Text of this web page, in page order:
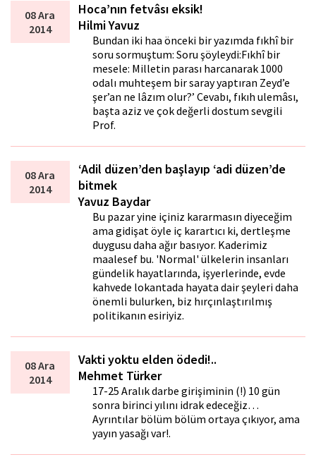
08 Ara
2014
Hoca’nın fetvâsı eksik!
Hilmi Yavuz
Bundan iki hafta önceki bir yazımda fıkhî bir
soru sormuştum: Soru şöyleydi:Fıkhî bir
mesele: Milletin parası harcanarak 1000
odalı muhteşem bir saray yaptıran Zeyd’e
şer’an ne lâzım olur?’ Cevabı, fıkıh ulemâsı,
başta aziz ve çok değerli dostum sevgili
Prof.
08 Ara
2014
‘Adil düzen’den başlayıp ‘adi düzen’de
bitmek
Yavuz Baydar
Bu pazar yine içiniz kararmasın diyeceğim
ama gidişat öyle iç karartıcı ki, dertleşme
duygusu daha ağır basıyor. Kaderimiz
maalesef bu. 'Normal' ülkelerin insanları
gündelik hayatlarında, işyerlerinde, evde
kahvede lokantada hayata dair şeyleri daha
önemli bulurken, biz hırçınlaştırılmış
politikanın esiriyiz.
08 Ara
2014
Vakti yoktu elden ödedi!..
Mehmet Türker
17-25 Aralık darbe girişiminin (!) 10 gün
sonra birinci yılını idrak edeceğiz…
Ayrıntılar bölüm bölüm ortaya çıkıyor, ama
yayın yasağı var!.